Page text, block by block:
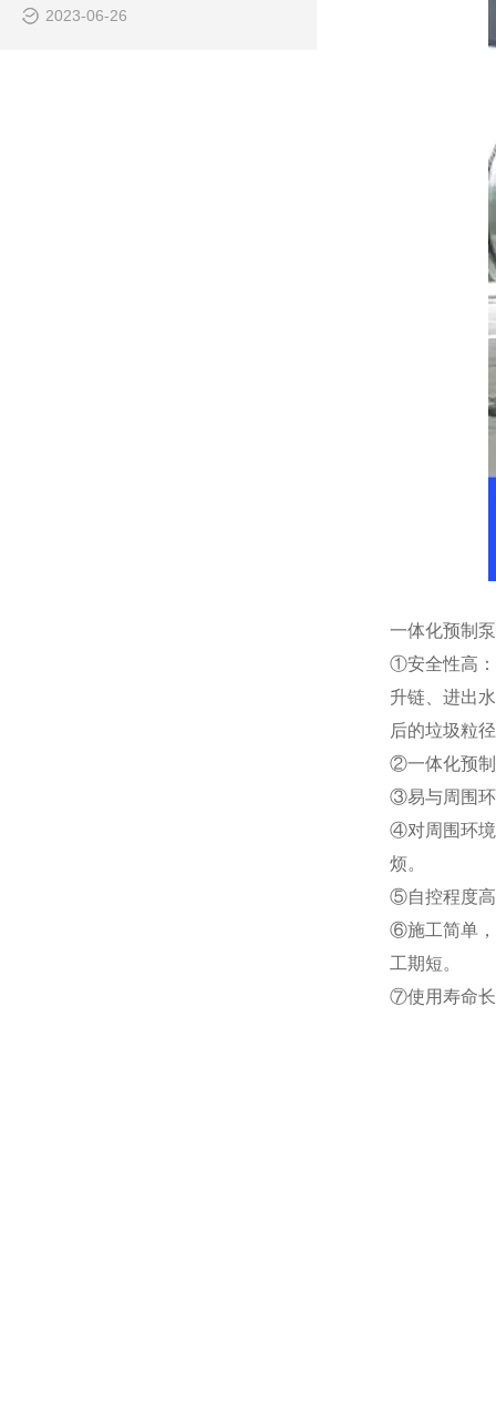
2023-06-26
一体化预制
①安全性高：
升链、进出
后的垃圾粒
②一体化预制
③易与周围环
④对周围环境
烦。
⑤自控程度高
⑥施工简单，
工期短。
⑦使用寿命长